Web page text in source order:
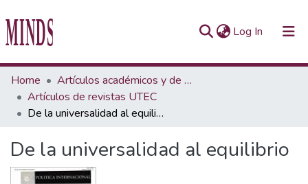
Log In (current)
Communities & Collections
All of Repository UTEC
Home
Artículos académicos y de opinión
Artículos de revistas UTEC
De la universalidad al equilibrio
De la universalidad al equilibrio